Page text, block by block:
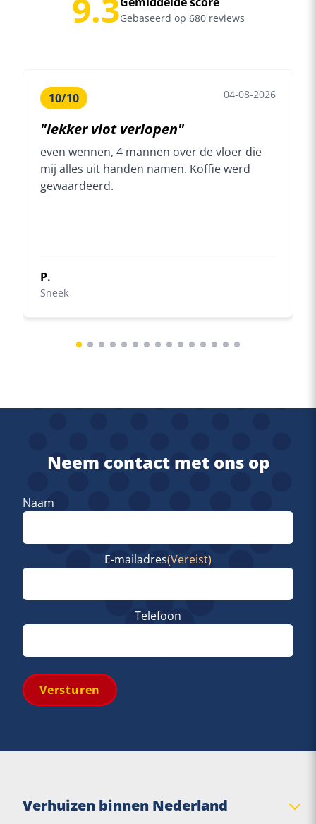
9.3Gebaseerd op 680 reviews
10/10 04-08-2026
"lekker vlot verlopen"
even wennen, 4 mannen over de vloer die
mij alles uit handen namen. Koffie werd
gewaardeerd.
P.
Sneek
Neem contact met ons op
Naam
E-mailadres(Vereist)
Telefoon
Versturen
Verhuizen binnen Nederland